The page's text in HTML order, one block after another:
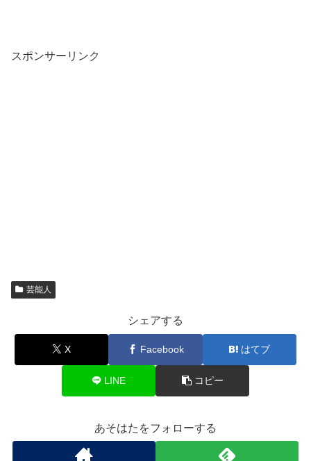
スポンサーリンク
芸能人
シェアする
X Facebook はてブ
LINE コピー
あそはたをフォローする